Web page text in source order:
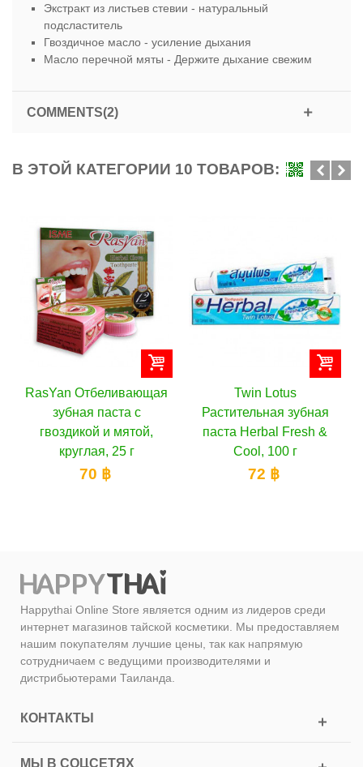
Экстракт из листьев стевии - натуральный
подсластитель
Гвоздичное масло - усиление дыхания
Масло перечной мяты - Держите дыхание свежим
COMMENTS(2)
В ЭТОЙ КАТЕГОРИИ 10 ТОВАРОВ:
Отбеливающая
паста c
и мятой,
25 г
Twin Lotus
Растительная зубная
паста Herbal Fresh &
Cool, 100 г
паста
Happythai Online Store является одним из лидеров среди
интернет магазинов тайской косметики. Мы предоставляем
нашим покупателям лучшие цены, так как напрямую
сотрудничаем с ведущими производителями и
дистрибьютерами Таиланда.
КОНТАКТЫ
МЫ В СОЦСЕТЯХ